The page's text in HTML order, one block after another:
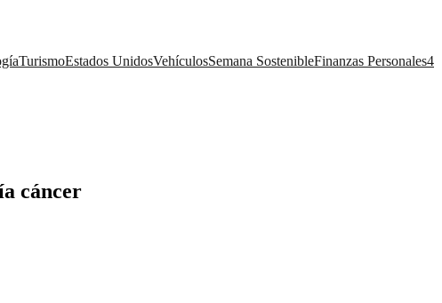
TurismoEstados UnidosVehículosSemana SostenibleFinanzas Personales4
cáncer